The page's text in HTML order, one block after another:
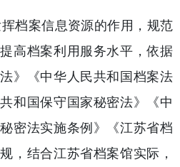
档案信息资源的作用，规范
高档案利用服务水平，依据
》《中华人民共和国档案法
和国保守国家秘密法》《中
密法实施条例》《江苏省档
，结合江苏省档案馆实际，